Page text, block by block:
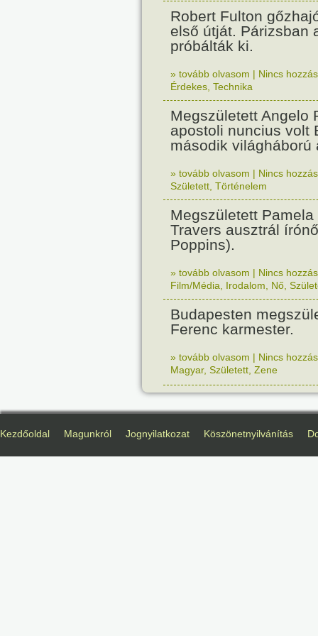
Robert Fulton
első útját. Párizsban
próbálták ki.
» tovább olvasom | Nincs
Érdekes Technika
Megszületett Angelo
apostoli nuncius volt
második világháború
» tovább olvasom | Nincs
Született Történelem
Megszületett Pamela
Travers ausztrál
Poppins).
» tovább olvasom | Nincs
Film/Média
Irodalom Nő
Budapesten
Ferenc karmester.
» tovább olvasom | Nincs
Magyar, Született Zene
Kezdőoldal Magunkról Jognyilatkozat Köszönetnyilvánítás